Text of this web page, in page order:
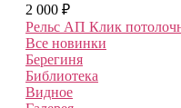
2 000 ₽
Рельс АП Клик
Все новинки
Берегиня
Библиотека
Видное